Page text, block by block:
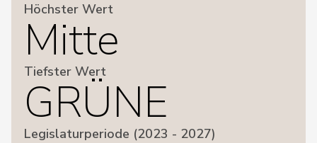
Höchster Wert
Mitte
Tiefster Wert
GRÜNE
Legislaturperiode (2023 - 2027)